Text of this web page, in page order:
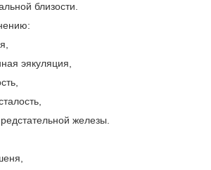
близости.
эякуляция,
железы.